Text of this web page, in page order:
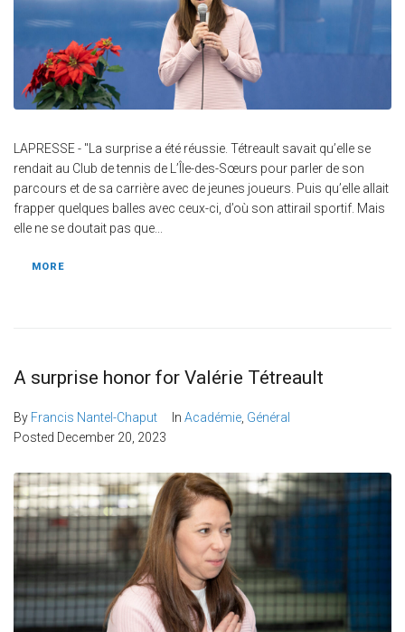
LAPRESSE - "La surprise a été réussie. Tétreault savait qu’elle se
rendait au Club de tennis de L’Île-des-Sœurs pour parler de son
parcours et de sa carrière avec de jeunes joueurs. Puis qu’elle allait
frapper quelques balles avec ceux-ci, d’où son attirail sportif. Mais
elle ne se doutait pas que...
MORE
A surprise honor for Valérie Tétreault
By Francis Nantel-Chaput In Académie, Général
Posted December 20, 2023